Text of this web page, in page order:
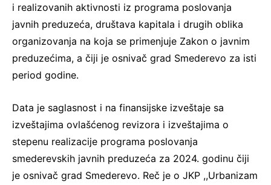
i realizovanih aktivnosti iz programa poslovanja
javnih preduzeća, društava kapitala i drugih oblika
organizovanja na koja se primenjuje Zakon o javnim
preduzećima, a čiji je osnivač grad Smederevo za isti
period godine.
Data je saglasnost i na finansijske izveštaje sa
izveštajima ovlašćenog revizora i izveštajima o
stepenu realizacije programa poslovanja
smederevskih javnih preduzeća za 2024. godinu čiji
je osnivač grad Smederevo. Reč je o JKP ,,Urbanizam